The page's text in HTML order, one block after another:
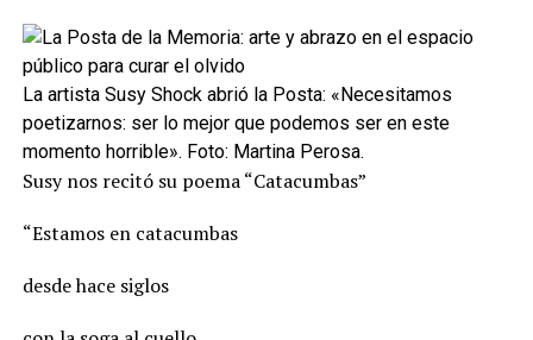
La artista Susy Shock abrió la Posta: «Necesitamos
poetizarnos: ser lo mejor que podemos ser en este
momento horrible». Foto: Martina Perosa.
Susy nos recitó su poema “Catacumbas”
“Estamos en catacumbas
desde hace siglos